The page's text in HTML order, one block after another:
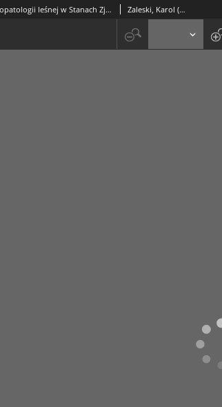
Zarys współczesnej fitopatologii leśnej w Stanach Zjednoczonych Ameryk Zaleski, Karol (1890-1969)